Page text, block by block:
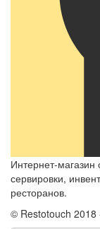
Интернет-
сервировки,
ресторанов.
© Restotouch 2018